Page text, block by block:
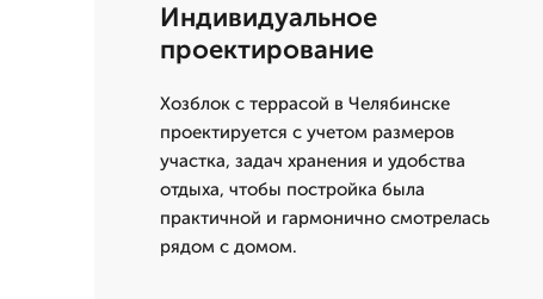
Индивидуальное
проектирование
Хозблок с террасой в Челябинске
проектируется с учетом размеров
участка, задач хранения и удобства
отдыха, чтобы постройка была
практичной и гармонично смотрелась
рядом с домом.